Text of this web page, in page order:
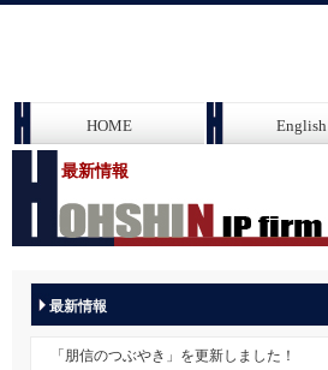
HOME English
最新情報
最新情報
「朋信のつぶやき」を更新しました！